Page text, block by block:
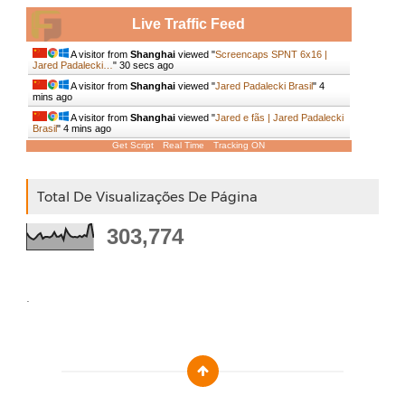
Live Traffic Feed
A visitor from Shanghaiviewed "Screencaps SPNT 6x16 |
Jared Padalecki… " 31 secs ago
A visitor from Shanghaiviewed "Jared Padalecki Brasil" 4
mins ago
A visitor from Shanghaiviewed "Jared e fãs | Jared Padalecki
Brasil" 4 mins ago
Get Script Real Time Tracking ON
Total De Visualizações De Página
303,774
.